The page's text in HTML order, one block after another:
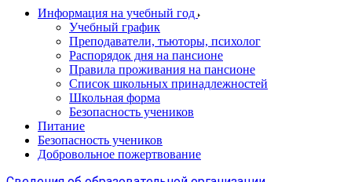
Информация на учебный год
Учебный график
Преподаватели, тьюторы, психолог
Распорядок дня на пансионе
Правила проживания на пансионе
Список школьных принадлежностей
Школьная форма
Безопасность учеников
Питание
Безопасность учеников
Добровольное пожертвование